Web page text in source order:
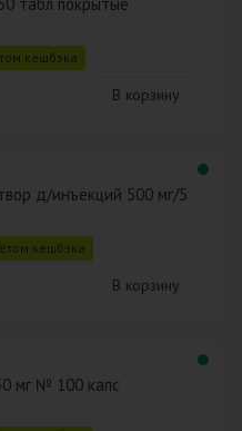
кешбэка
В корзину
д/инъекций 500 мг/5
кешбэка
В корзину
мг № 100 капс